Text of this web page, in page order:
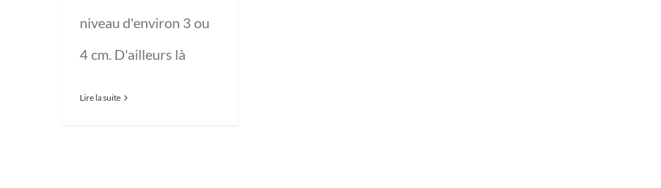
niveau d'environ 3 ou
4 cm. D'ailleurs là
Lire la suite